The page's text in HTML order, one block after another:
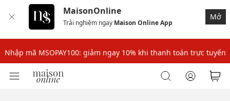
MaisonOnline
Trải nghiệm ngay Maison Online App
Mở
Nhập mã: MSOXINCHAO - Giảm 10% đơn đầu cho thành viên mới!
Nhập mã MSOPAY100: giảm ngay 10% khi thanh toán trực tuyến
Nhập mã: MSOXINCHAO - Giảm 10% đơn đầu cho thành viên mới!